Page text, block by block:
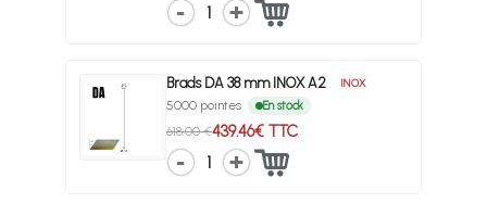
1
Brads DA 38 mm INOX A2 INOX
5000 pointes En stock
618.00 €439.46€ TTC
1